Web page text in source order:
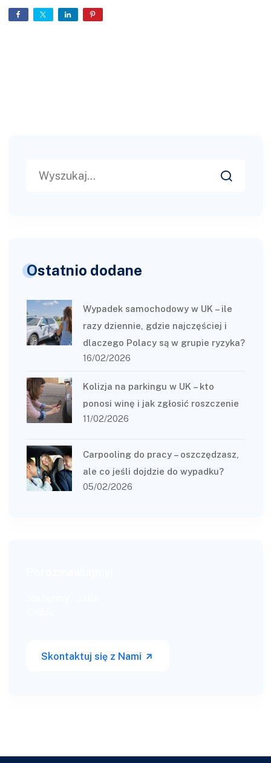
Ostatnio dodane
Wypadek samochodowy w UK – ile
razy dziennie, gdzie najczęściej i
dlaczego Polacy są w grupie ryzyka?
16/02/2026
Kolizja na parkingu w UK – kto
ponosi winę i jak zgłosić roszczenie
11/02/2026
Carpooling do pracy – oszczędzasz,
ale co jeśli dojdzie do wypadku?
05/02/2026
Skontaktuj się z Nami